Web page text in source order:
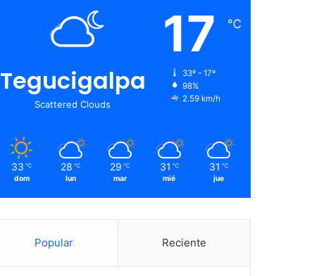
Tegucigalpa
Scattered Clouds
17 ℃
33º - 17º
98%
2.59 km/h
33 ℃
dom
28 ℃
lun
29 ℃
mar
31 ℃
mié
31 ℃
jue
Popular Reciente